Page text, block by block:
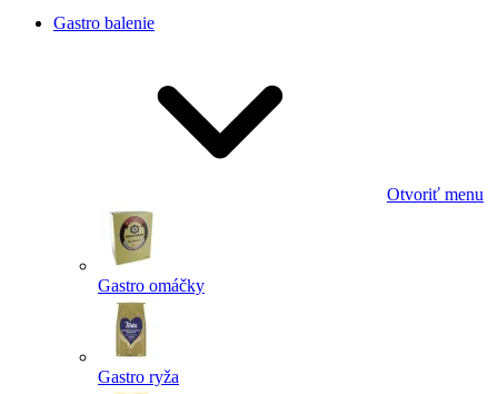
Gastro balenie
Otvoriť menu
Gastro omáčky
Gastro ryža